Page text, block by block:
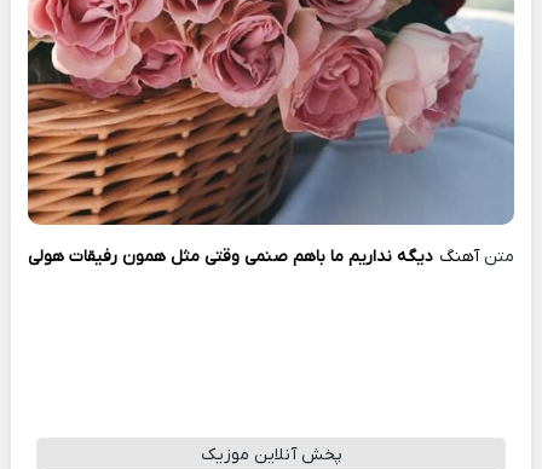
متنآهنگ دیگه نداریم ما باهم صنمی وقتی مثل همون رفیقات هولی
پخش آنلاین موزیک